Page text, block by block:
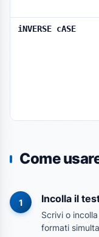
iNVERSE cASE
Come
1 Incolla il
Scrivi o
formati